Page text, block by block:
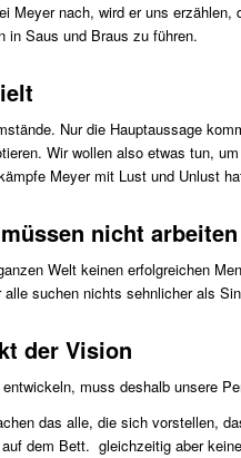
Meyer nach, wird er uns
in Saus und Braus zu führen.
Nur die Hauptaussage
Wir wollen also etwas tun,
Meyer mit Lust und Unlust
nicht
Welt keinen erfolgreichen
alle suchen nichts sehnlicher als
der Vision
muss deshalb unsere
das alle, die sich vorstellen,
dem Bett. gleichzeitig aber